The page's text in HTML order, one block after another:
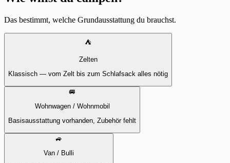
Das bestimmt, welche Grundausstattung du brauchst.
⛺
Zelten
Klassisch — vom Zelt bis zum Schlafsack alles nötig
🚐
Wohnwagen / Wohnmobil
Basisausstattung vorhanden, Zubehör fehlt
🚙
Van / Bulli